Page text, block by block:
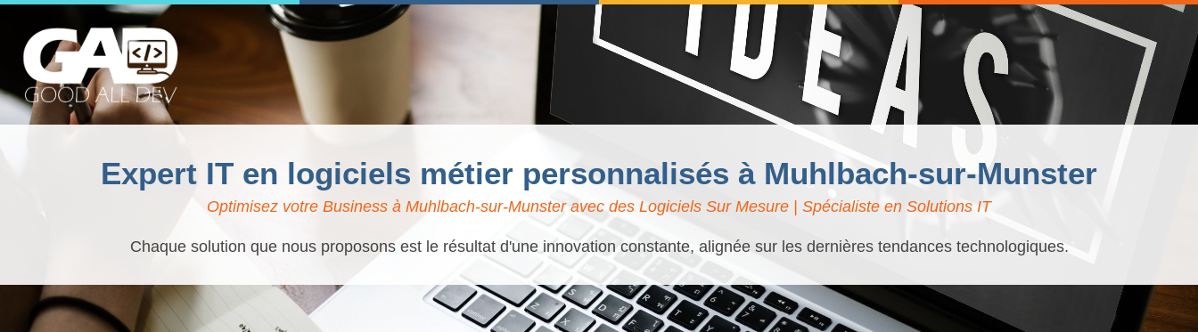
Expert IT en logiciels métier personnalisés à Muhlbach-sur-Munster
Optimisez votre Business à Muhlbach-sur-Munster avec des Logiciels Sur Mesure | Spécialiste en Solutions IT
Chaque solution que nous proposons est le résultat d'une innovation constante, alignée sur les dernières tendances technologiques.